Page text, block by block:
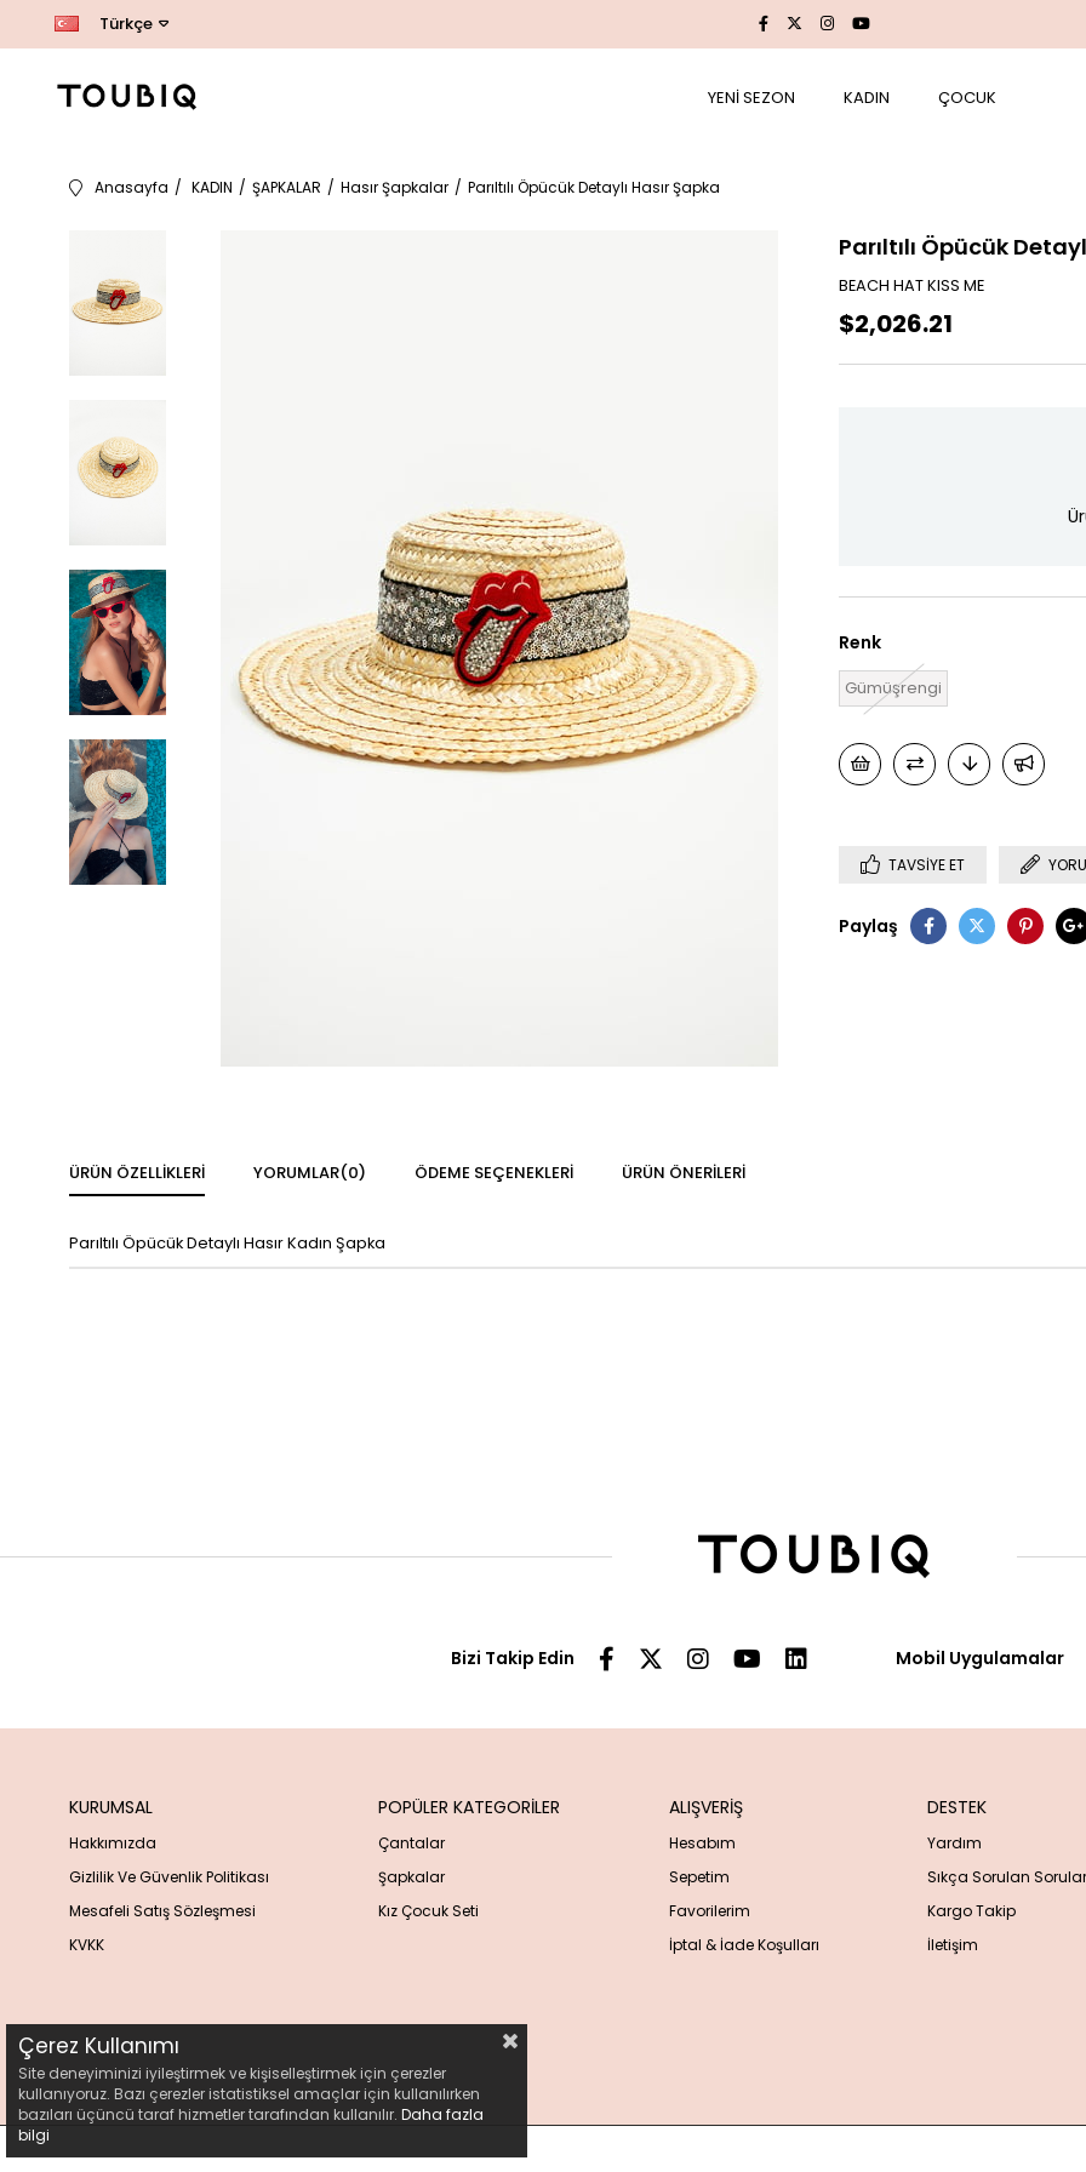
Türkçe
YENİ SEZON KADIN ÇOCUK
Anasayfa KADIN ŞAPKALAR Hasır Şapkalar Parıltılı Öpücük Detaylı Hasır Şapka
Parıltılı Öpücük
BEACH HAT KISS ME
$2,026.21
Renk
Gümüşrengi
TAVSIYE ET
Paylaş
ÜRÜN ÖZELLIKLERI YORUMLAR(0) ÖDEME SEÇENEKLERI ÜRÜN ÖNERILERI
Parıltılı Öpücük Detaylı Hasır Kadın Şapka
Bizi Takip Edin Mobil Uygulamalar
KURUMSAL
Hakkımızda
Gizlilik Ve Güvenlik Politikası
Mesafeli Satış Sözleşmesi
KVKK
POPÜLER KATEGORİLER
Çantalar
Şapkalar
Kız Çocuk Seti
ALIŞVERİŞ
Hesabım
Sepetim
Favorilerim
İptal & İade Koşulları
DESTEK
Yardım
Sıkça Sorulan Sorular
Kargo Takip
İletişim
Çerez Kullanımı
Site deneyiminizi iyileştirmek ve kişiselleştirmek için çerezler
kullanıyoruz. Bazı çerezler istatistiksel amaçlar için kullanılırken
bazıları üçüncü taraf hizmetler tarafından kullanılır. Daha fazla
bilgi